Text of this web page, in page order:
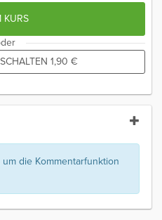
KURS
1,90 €
die Kommentarfunktion